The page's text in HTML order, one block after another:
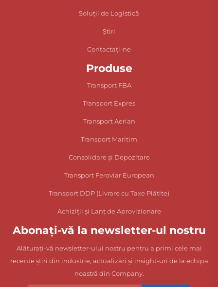
Soluții de Logistică
Știri
Contactați-ne
Produse
Transport FBA
Transport Expres
Transport Aerian
Transport Maritim
Consolidare și Depozitare
Transport Feroviar European
Transport DDP (Livrare cu Taxe Plătite)
Achiziții și Lanț de Aprovizionare
Abonați-vă la newsletter-ul nostru
Alăturați-vă newsletter-ului nostru pentru a primi cele mai
recente știri din industrie, actualizări și insight-uri de la echipa
noastră din Company.